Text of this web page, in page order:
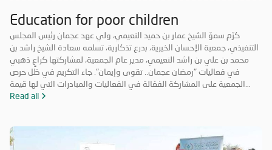
Education for poor children
كرّم سموّ الشيخ عمار بن حميد النعيمي، ولي عهد عجمان رئيس المجلس
التنفيذي، جمعية الإحسان الخيرية، بدرع تذكارية، تسلمه سعادة الشيخ راشد بن
محمد بن علي بن راشد النعيمي، مدير عام الجمعية، لمشاركتها كراعٍ ذهبي
في فعاليات "رمضان عجمان.. تقوى وإيمان". جاء التكريم في ظل حرص
الجمعية على المشاركة الفعّالة في الفعاليات والمبادرات التي لها قيمة
مضافة تعود على المجتمع بالخير والنفع، وهو ما تتميز به فعاليات "رمضان
وواجبها تجاه الإمارة؛ إذ قامت برعاية ذهبية للفعاليات والنشاطات
والمبادرات الدينية والاجتماعية المتنوعة التي تحاكي روحانيات شهر رمضان
Read all